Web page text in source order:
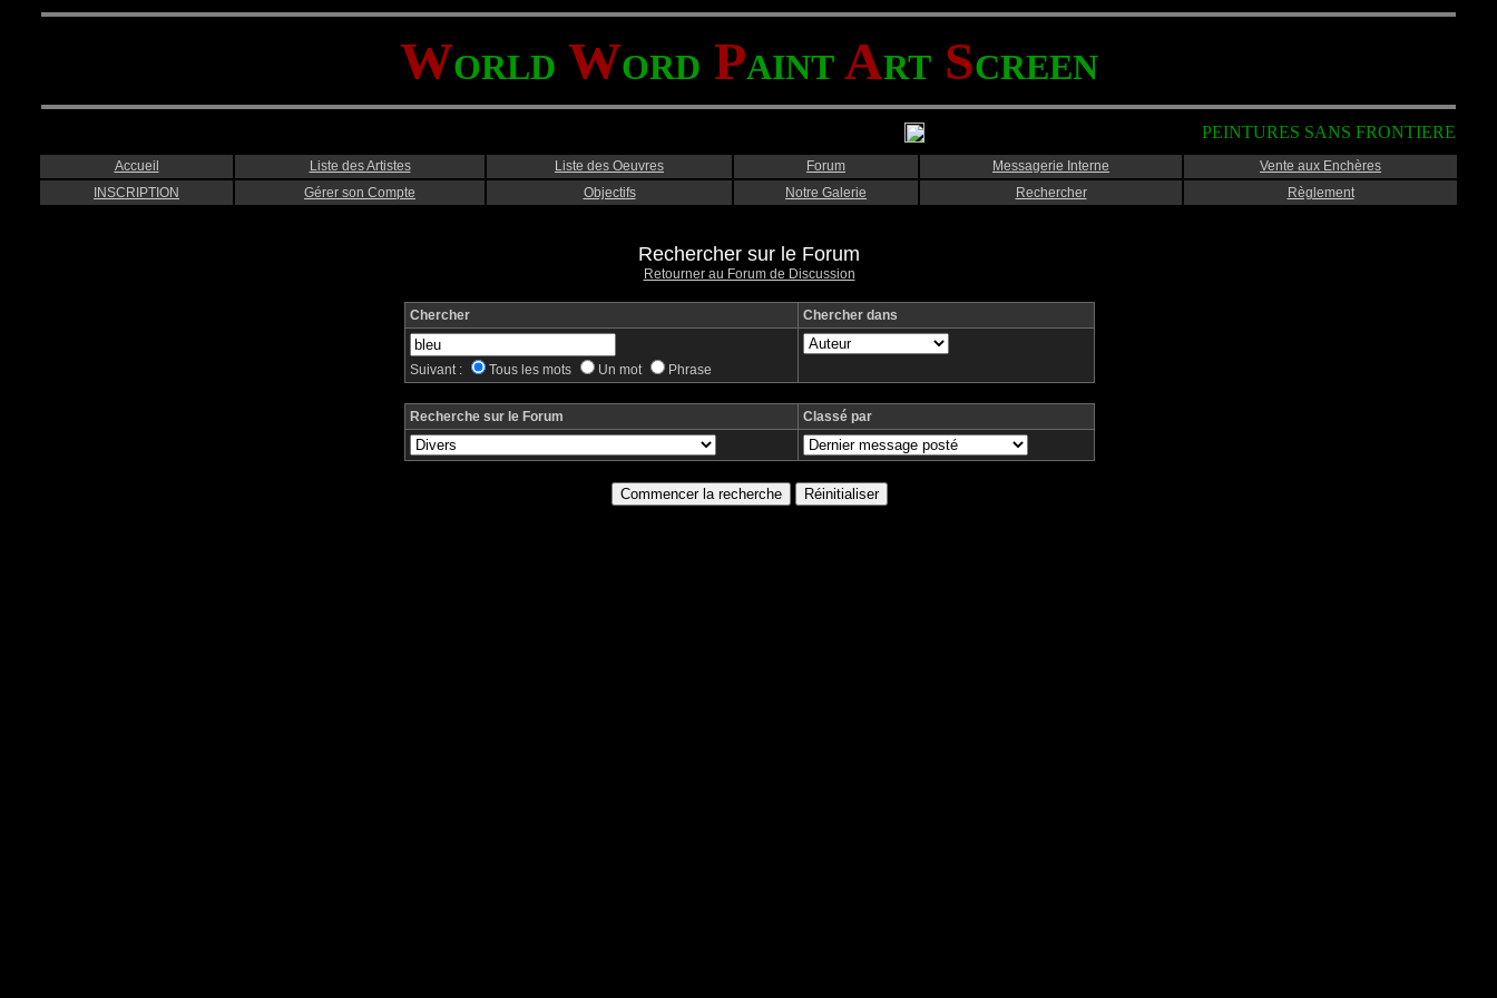
WORLD WORD PAINTARTSCREEN
PEINTURES SANS FRONTIERE
Accueil Liste des Artistes Liste des Oeuvres Forum Messagerie Interne
Vente aux Enchères
INSCRIPTION
Gérer son Compte Objectifs Notre Galerie Rechercher Règlement
Rechercher sur le Forum
Retourner au Forum de Discussion
Chercher Chercher dans
Suivant : Tous les mots Un mot Phrase
Recherche sur le Forum Classé par